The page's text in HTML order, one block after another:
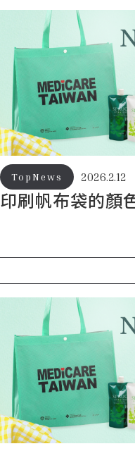
印刷帆布袋的顏
2026.2.12
TopNews